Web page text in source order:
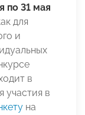
по 31 мая
для
и
в
участия в
на